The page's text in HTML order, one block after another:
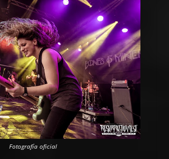
Fotografía oficial